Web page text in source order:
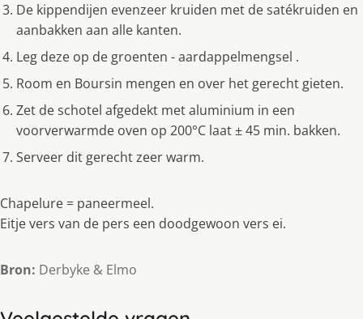
De kippendijen evenzeer kruiden met de satékruiden en
aanbakken aan alle kanten.
Leg deze op de groenten - aardappelmengsel .
Room en Boursin mengen en over het gerecht gieten.
Zet de schotel afgedekt met aluminium in een
voorverwarmde oven op 200°C laat ± 45 min. bakken.
Serveer dit gerecht zeer warm.
Chapelure = paneermeel.
Eitje vers van de pers een doodgewoon vers ei.
Bron: Derbyke & Elmo